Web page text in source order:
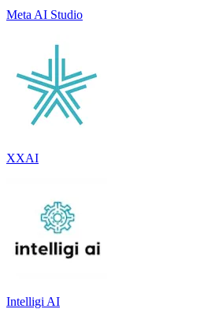
Meta AI Studio
XXAI
Intelligi AI